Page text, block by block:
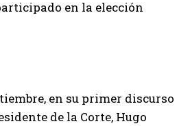
en la elección
en su primer discurso
de la Corte, Hugo